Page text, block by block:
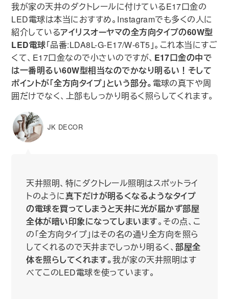
我が家の天井のダクトレールに付けているE17口金の
LED電球は本当におすすめ。Instagramでも多くの人に
紹介しているアイリスオーヤマの全方向タイプの60W型
LED電球｢品番:LDA8L-G-E17/W-6T5｣。これ本当にすご
くて、E17口金なので小さいのですが、 E17口金の中で
は一番明るい60W型相当なのでかなり明るい！そして
ポイントが｢全方向タイプ｣という部分。電球の真下や周
囲だけでなく、上部もしっかり明るく照らしてくれます。
JK DECOR
天井照明、特にダクトレール照明はスポットライ
トのように真下だけが明るくなるようなタイプ
の電球を買ってしまうと天井に光が届かず部屋
全体が暗い印象になってしまいます。その点、こ
の｢全方向タイプ｣はその名の通り全方向を照ら
してくれるので天井までしっかり明るく、部屋全
体を照らしてくれます。我が家の天井照明はす
べてこのLED電球を使っています。